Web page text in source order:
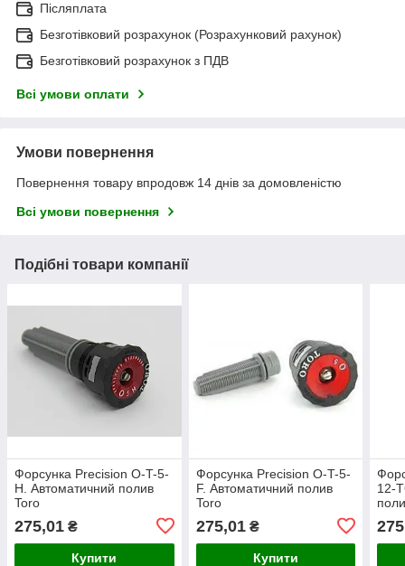
Післяплата
Безготівковий розрахунок (Розрахунковий рахунок)
Безготівковий розрахунок з ПДВ
Всі умови оплати
Умови повернення
Повернення товару впродовж 14 днів за домовленістю
Всі умови повернення
Подібні товари компанії
Форсунка Precision O-T-5-
H. Автоматичний полив
Toro
275,01 ₴
Купити
Форсунка Precision O-T-5-
F. Автоматичний полив
Toro
275,01₴
Купити
12-